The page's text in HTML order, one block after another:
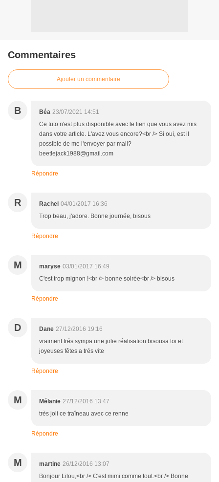
Commentaires
Ajouter un commentaire
B Béa 23/07/2021 14:51
Ce tuto n'est plus disponible avec le lien que vous avez mis
dans votre article. L'avez vous encore?<br /> Si oui, est il
possible de me l'envoyer par mail?
beetlejack1988@gmail.com
Répondre
R Rachel 04/01/2017 16:36
Trop beau, j'adore. Bonne journée, bisous
Répondre
M maryse 03/01/2017 16:49
C'est trop mignon !<br /> bonne soirée<br /> bisous
Répondre
D Dane 27/12/2016 19:16
vraiment trés sympa une jolie réalisation bisousa toi et
joyeuses fêtes a trés vite
Répondre
M Mélanie 27/12/2016 13:47
très joli ce traîneau avec ce renne
Répondre
M martine 26/12/2016 13:07
Bonjour Lilou,<br /> C'est mimi comme tout.<br /> Bonne